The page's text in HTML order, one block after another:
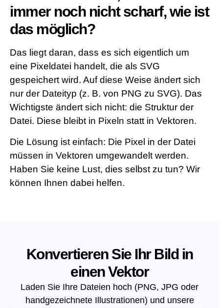
immer noch nicht scharf, wie ist
das möglich?
Das liegt daran, dass es sich eigentlich um
eine Pixeldatei handelt, die als SVG
gespeichert wird. Auf diese Weise ändert sich
nur der Dateityp (z. B. von PNG zu SVG). Das
Wichtigste ändert sich nicht: die Struktur der
Datei. Diese bleibt in Pixeln statt in Vektoren.
Die Lösung ist einfach: Die Pixel in der Datei
müssen in Vektoren umgewandelt werden.
Haben Sie keine Lust, dies selbst zu tun? Wir
können Ihnen dabei helfen.
Konvertieren Sie Ihr Bild in
einen Vektor
Laden Sie Ihre Dateien hoch (PNG, JPG oder
handgezeichnete Illustrationen) und unsere